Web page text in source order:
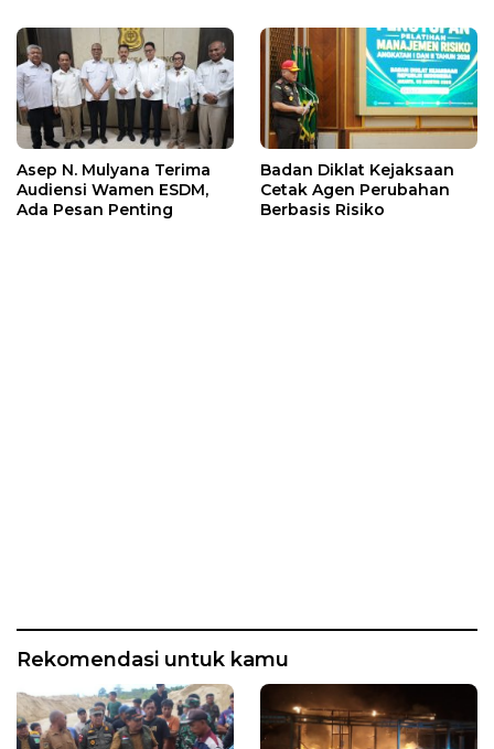
Asep N. Mulyana Terima
Audiensi Wamen ESDM,
Ada Pesan Penting
Badan Diklat Kejaksaan
Cetak Agen Perubahan
Berbasis Risiko
Rekomendasi untuk kamu